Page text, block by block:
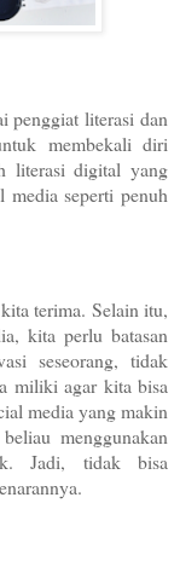
penggiat literasi dan
membekali diri
literasi digital yang
media seperti penuh
terima. Selain itu,
kita perlu batasan
seseorang, tidak
miliki agar kita bisa
media yang makin
menggunakan
Jadi, tidak bisa